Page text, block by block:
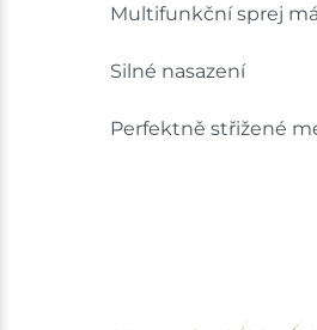
Multifunkční sprej
Silné nasazení
Perfektně střižené